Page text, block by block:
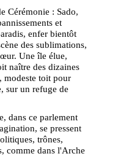
Cérémonie : Sado,
et
enfer bientôt
des sublimations,
Une île élue,
naître des dizaines
modeste toit pour
sur un refuge de
dans ce parlement
se pressent
trônes,
comme dans l'Arche